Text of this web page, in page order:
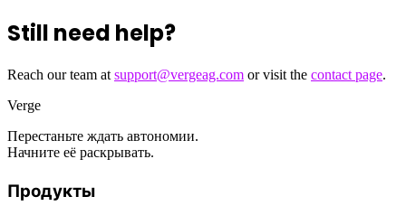
Still need help?
Reach our team at support@vergeag.com or visit the contact page.
Verge
Перестаньте ждать автономии.
Начните её раскрывать.
Продукты